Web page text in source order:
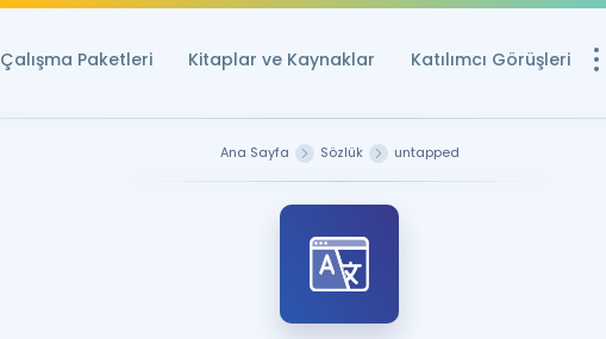
Çalışma Paketleri Kitaplar ve Kaynaklar Katılımcı Görüşleri
Ana Sayfa Sözlük untapped